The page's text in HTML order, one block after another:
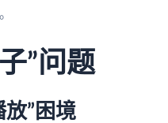
”问题
”困境